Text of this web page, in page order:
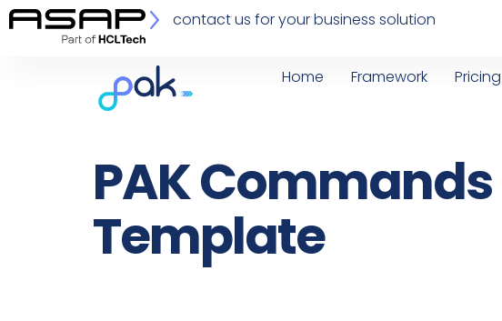
contact us for your business solution
Home Framework Pricing
PAK
Template